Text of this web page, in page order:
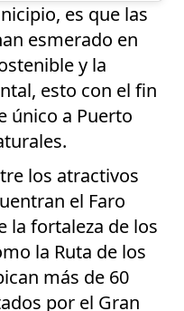
es que las
esmerado en
y la
esto con el fin
único a Puerto
los atractivos
el Faro
la fortaleza de los
la Ruta de los
más de 60
por el Gran